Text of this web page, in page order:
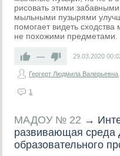
рисовать этими
мыльными пузырями
помогает видеть
не похожими предметами.
— 29.03.2020
Гергерт Людмила Валерьевна
1
МАДОУ № 22 →
развивающая среда
образовательного